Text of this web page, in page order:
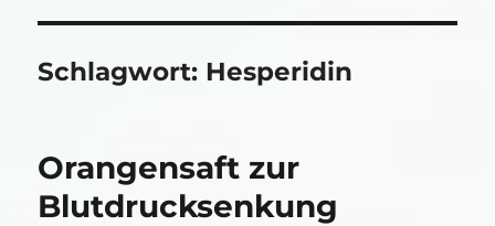
Schlagwort: Hesperidin
Orangensaft zur
Blutdrucksenkung